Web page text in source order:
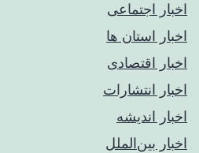
اخبار اجتماعی
اخبار استان ها
اخبار اقتصادی
اخبار انتشارات
اخبار اندیشه
اخبار بین‌الملل